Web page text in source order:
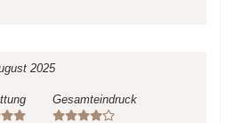
2025
Gesamteindruck